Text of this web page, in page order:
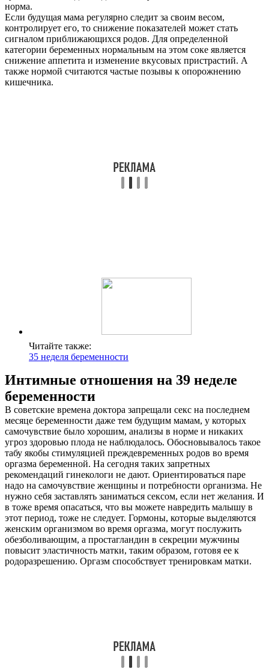
норма.
Если будущая мама регулярно следит за своим весом,
контролирует его, то снижение показателей может стать
сигналом приближающихся родов. Для определенной
категории беременных нормальным на этом соке является
снижение аппетита и изменение вкусовых пристрастий. А
также нормой считаются частые позывы к опорожнению
кишечника.
Читайте также:
35 неделя беременности
Интимные отношения на 39 неделе
беременности
В советские времена доктора запрещали секс на последнем
месяце беременности даже тем будущим мамам, у которых
самочувствие было хорошим, анализы в норме и никаких
угроз здоровью плода не наблюдалось. Обосновывалось такое
табу якобы стимуляцией преждевременных родов во время
оргазма беременной. На сегодня таких запретных
рекомендаций гинекологи не дают. Ориентироваться паре
надо на самочувствие женщины и потребности организма. Не
нужно себя заставлять заниматься сексом, если нет желания. И
в тоже время опасаться, что вы можете навредить малышу в
этот период, тоже не следует. Гормоны, которые выделяются
женским организмом во время оргазма, могут послужить
обезболивающим, а простагландин в секреции мужчины
повысит эластичность матки, таким образом, готовя ее к
родоразрешению. Оргазм способствует тренировкам матки.